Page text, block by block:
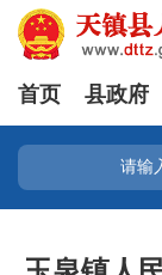
首页 县政府